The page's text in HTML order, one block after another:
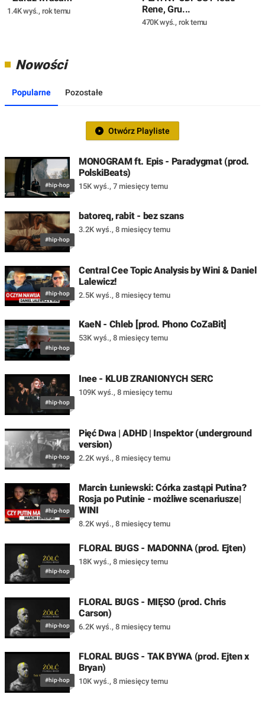
1.4K wyś., rok temu
Rene, Gru...
470K wyś., rok temu
Nowości
Popularne Pozostałe
Otwórz Playliste
#hip-hop
MONOGRAM ft. Epis - Paradygmat (prod.
PolskiBeats)
15K wyś., 7 miesięcy temu
#hip-hop
batoreq, rabit - bez szans
3.2K wyś., 8 miesięcy temu
#hip-hop
Central Cee Topic Analysis by Wini & Daniel
Lalewicz!
2.5K wyś., 8 miesięcy temu
#hip-hop
KaeN - Chleb [prod. Phono CoZaBit]
53K wyś., 8 miesięcy temu
#hip-hop
Inee - KLUB ZRANIONYCH SERC
109K wyś., 8 miesięcy temu
#hip-hop
Pięć Dwa | ADHD | Inspektor (underground
version)
2.2K wyś., 8 miesięcy temu
#hip-hop
Marcin Łuniewski: Córka zastąpi Putina?
Rosja po Putinie - możliwe scenariusze|
WINI
8.2K wyś., 8 miesięcy temu
#hip-hop
FLORAL BUGS - MADONNA (prod. Ejten)
18K wyś., 8 miesięcy temu
#hip-hop
FLORAL BUGS - MIĘSO (prod. Chris
Carson)
6.2K wyś., 8 miesięcy temu
#hip-hop
FLORAL BUGS - TAK BYWA (prod. Ejten x
Bryan)
10K wyś., 8 miesięcy temu